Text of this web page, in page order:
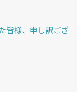
皆様、申し訳ござ